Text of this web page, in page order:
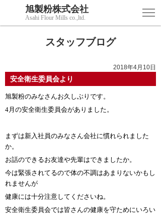
旭製粉株式会社
Asahi Flour Mills co.,ltd.
スタッフブログ
2018年4月10日
安全衛生委員会より
旭製粉のみなさんお久しぶりです。
4月の安全衛生委員会がありました。
まずは新入社員のみなさん会社に慣れられました
か。
お話のできるお友達や先輩はできましたか。
今は緊張されてるので体の不調はあまりないかもし
れませんが
健康には十分注意してくださいね。
安全衛生委員会では皆さんの健康を守ためにいろい